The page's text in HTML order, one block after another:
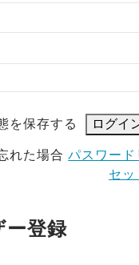
を保存する
れた場合パスワード
セッ
ー登録